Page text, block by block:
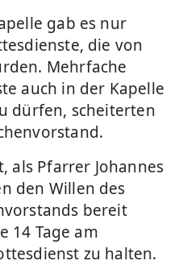
gab es nur
die von
Mehrfache
auch in der Kapelle
dürfen, scheiterten
als Pfarrer Johannes
den Willen des
bereit
14 Tage am
zu halten.